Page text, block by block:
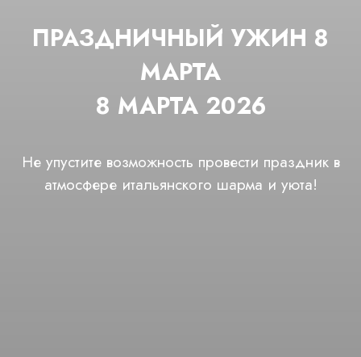
ПРАЗДНИЧНЫЙ УЖИН 8
МАРТА
8 МАРТА 2026
Не упустите возможность провести праздник в
атмосфере итальянского шарма и уюта!